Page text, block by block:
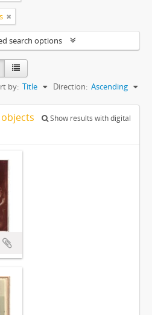
search options
by: Title Direction: Ascending
Show results with digital